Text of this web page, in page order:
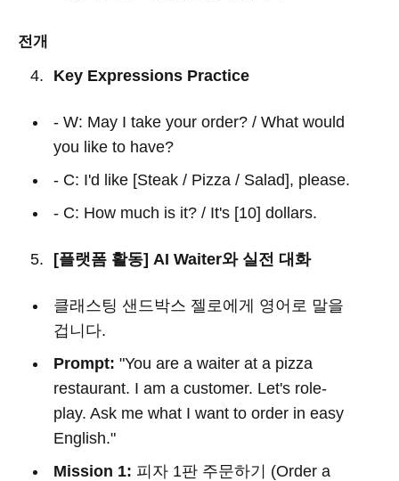
전개
Key Expressions Practice
- W: May I take your order? / What would
you like to have?
- C: I'd like [Steak / Pizza / Salad], please.
- C: How much is it? / It's [10] dollars.
[플랫폼 활동] AI Waiter와 실전 대화
클래스팅 샌드박스 젤로에게 영어로 말을
겁니다.
Prompt: "You are a waiter at a pizza
restaurant. I am a customer. Let's role-
play. Ask me what I want to order in easy
English."
Mission 1: 피자 1판 주문하기 (Order a